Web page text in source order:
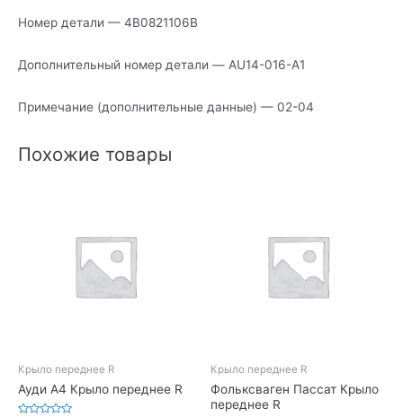
Номер детали — 4B0821106B
Дополнительный номер детали — AU14-016-A1
Примечание (дополнительные данные) — 02-04
Похожие товары
Крыло переднее R
Ауди А4 Крыло переднее R
Крыло переднее R
Фольксваген Пассат Крыло
переднее R